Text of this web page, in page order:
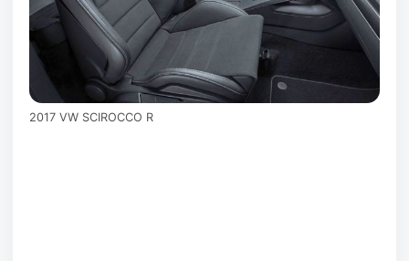
2017 VW SCIROCCO R